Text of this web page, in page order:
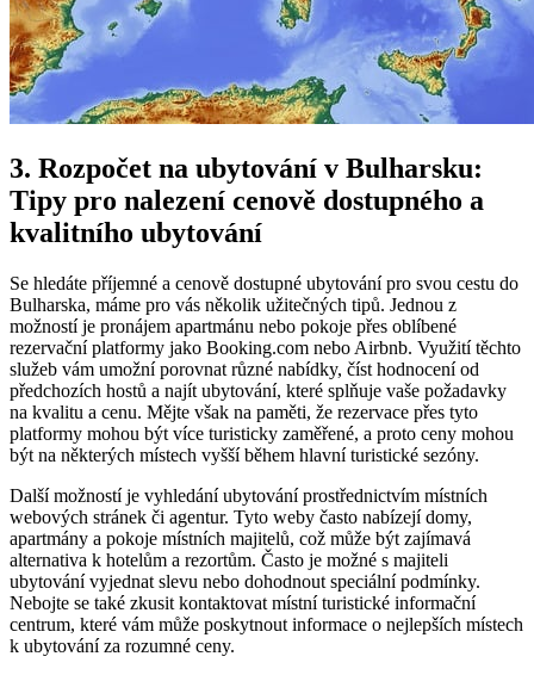
3. Rozpočet na ubytování v Bulharsku:
Tipy pro nalezení cenově dostupného a
kvalitního ubytování
Se hledáte příjemné a cenově dostupné ubytování pro svou cestu do
Bulharska, máme pro vás několik užitečných tipů. Jednou z
možností je pronájem apartmánu nebo pokoje přes oblíbené
rezervační platformy jako Booking.com nebo Airbnb. Využití těchto
služeb vám umožní porovnat různé nabídky, číst hodnocení od
předchozích hostů a najít ubytování, které splňuje vaše požadavky
na kvalitu a cenu. Mějte však na paměti, že rezervace přes tyto
platformy mohou být více turisticky zaměřené, a proto ceny mohou
být na některých místech vyšší během hlavní turistické sezóny.
Další možností je vyhledání ubytování prostřednictvím místních
webových stránek či agentur. Tyto weby často nabízejí domy,
apartmány a pokoje místních majitelů, což může být zajímavá
alternativa k hotelům a rezortům. Často je možné s majiteli
ubytování vyjednat slevu nebo dohodnout speciální podmínky.
Nebojte se také zkusit kontaktovat místní turistické informační
centrum, které vám může poskytnout informace o nejlepších místech
k ubytování za rozumné ceny.